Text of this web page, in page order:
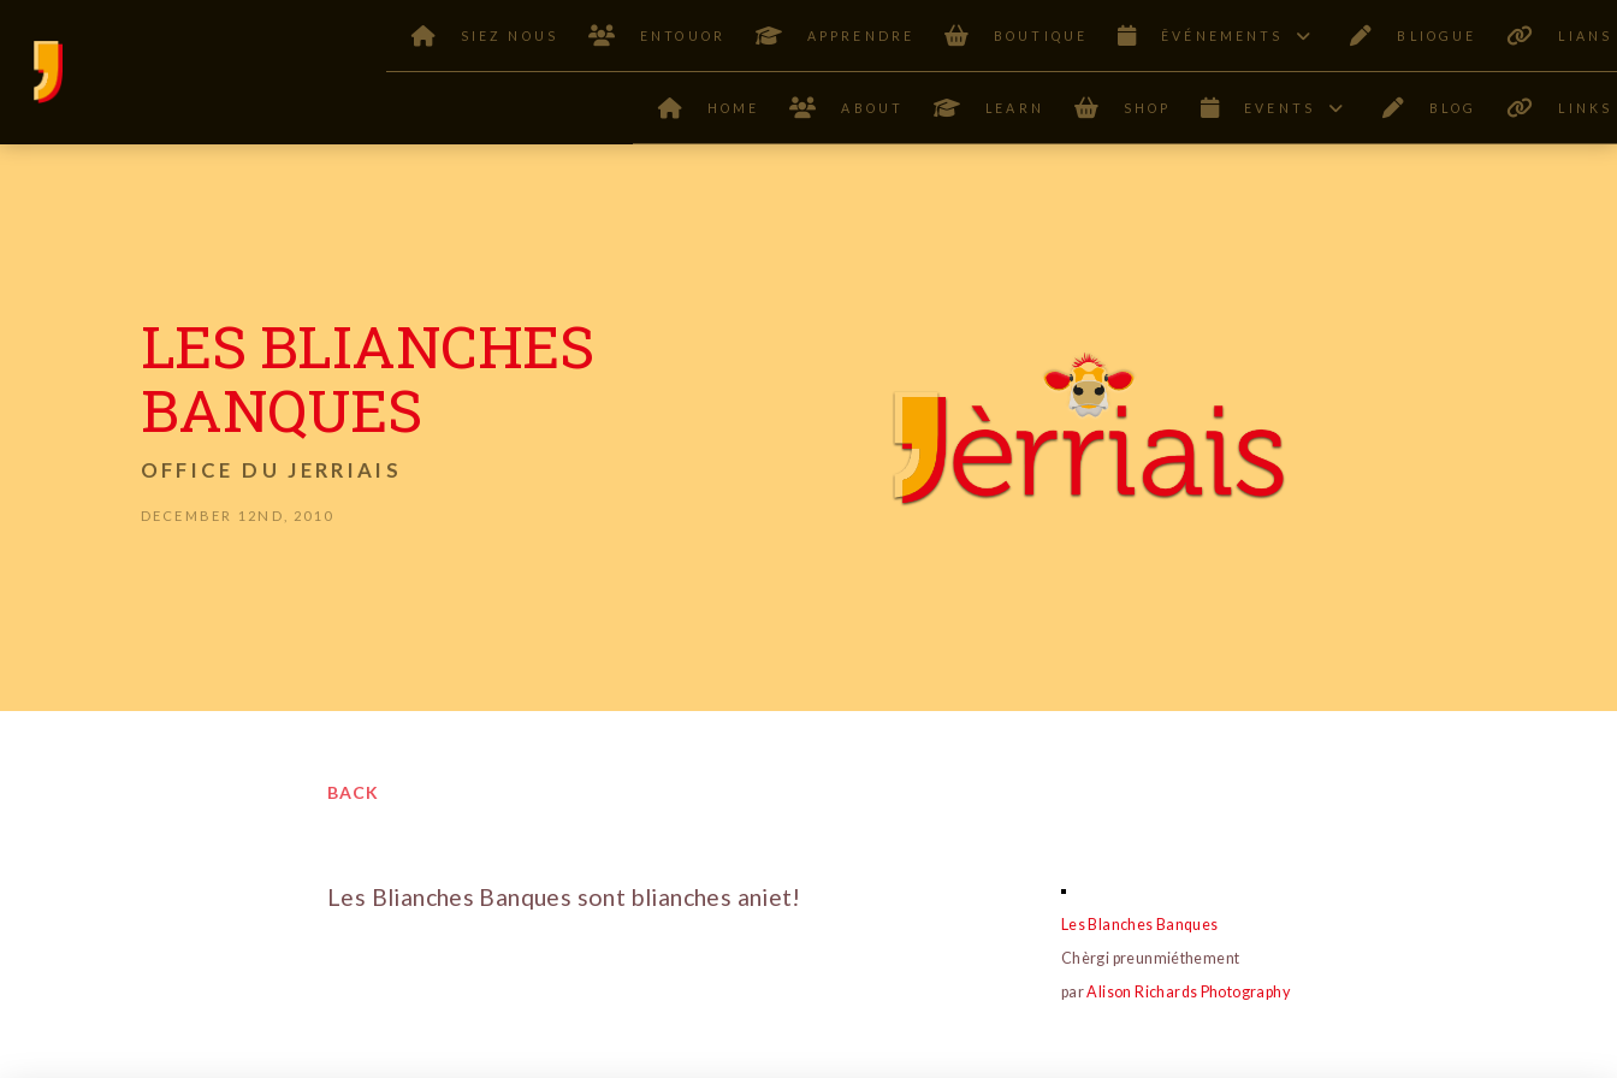
SIEZ NOUS ENTOUOR APPRENDRE BOUTIQUE ÊVÉNEMENTS BLIOGUE LIANS
HOME ABOUT LEARN SHOP EVENTS BLOG LINKS
LES BLIANCHES
BANQUES
OFFICE DU JERRIAIS
DECEMBER 12ND, 2010
BACK
Les Blanches Banques
Chèrgi preunmiéthement
parAlison Richards Photography
Les Blianches Banques sont blianches aniet!